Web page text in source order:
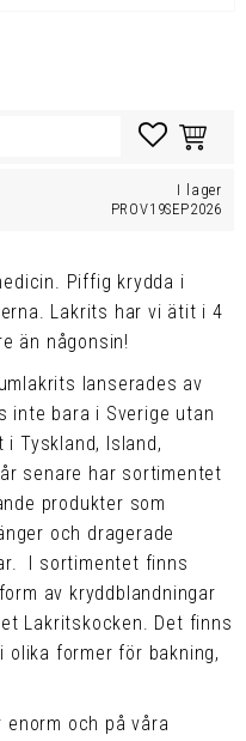
I lager
PROV19SEP2026
Piffig krydda i
Lakrits har vi ätit i 4
än någonsin!
lanserades av
inte bara i Sverige utan
Tyskland, Island,
senare har sortimentet
produkter som
och dragerade
I sortimentet finns
av kryddblandningar
Lakritskocken. Det finns
former för bakning,
och på våra